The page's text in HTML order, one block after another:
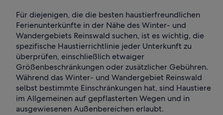
Für diejenigen, die die besten haustierfreundlichen
Ferienunterkünfte in der Nähe des Winter- und
Wandergebiets Reinswald suchen, ist es wichtig, die
spezifische Haustierrichtlinie jeder Unterkunft zu
überprüfen, einschließlich etwaiger
Größenbeschränkungen oder zusätzlicher Gebühren.
Während das Winter- und Wandergebiet Reinswald
selbst bestimmte Einschränkungen hat, sind Haustiere
im Allgemeinen auf gepflasterten Wegen und in
ausgewiesenen Außenbereichen erlaubt.